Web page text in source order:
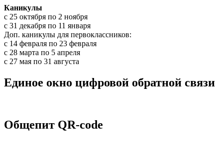
Каникулы
c 25 октября по 2 ноября
c 31 декабря по 11 января
Доп. каникулы для первоклассников:
с 14 февраля по 23 февраля
с 28 марта по 5 апреля
с 27 мая по 31 августа
Единое окно цифровой обратной связи
Общепит QR-code